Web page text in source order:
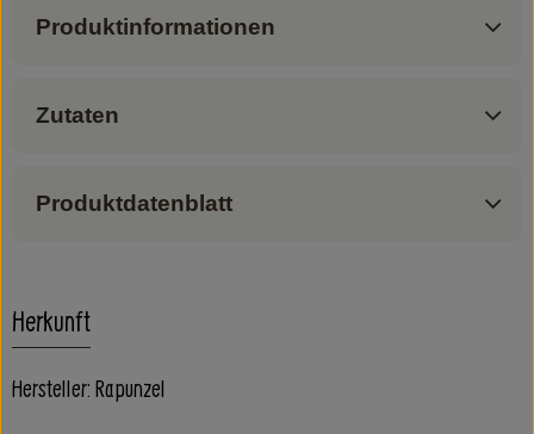
Produktinformationen
Zutaten
Produktdatenblatt
Herkunft
Hersteller: Rapunzel